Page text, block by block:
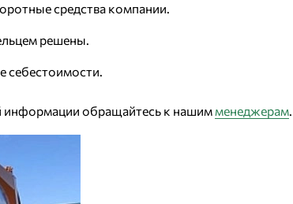
средства компании.
решены.
себестоимости.
информации обращайтесь к нашим менеджерам.